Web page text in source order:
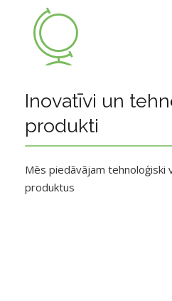
Inovatīvi un
produkti
Mēs piedāvājam tehnoloģiski
produktus